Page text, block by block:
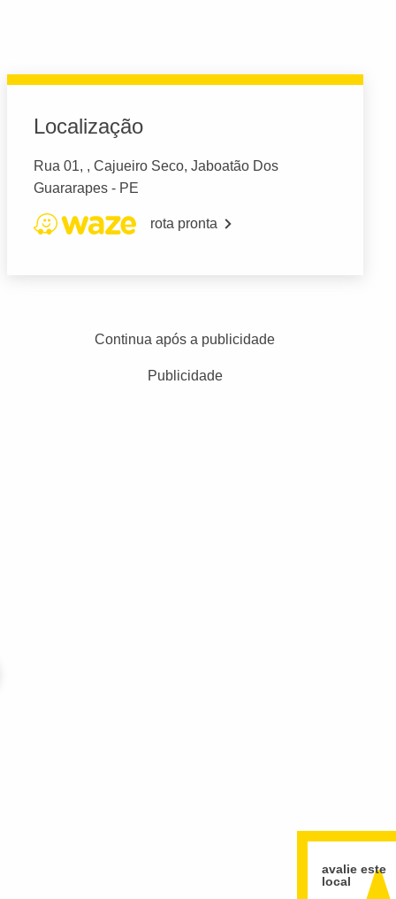
Localização
Rua 01, , Cajueiro Seco, Jaboatão Dos
Guararapes - PE
rota pronta
Continua após a publicidade
Publicidade
avalie este
local